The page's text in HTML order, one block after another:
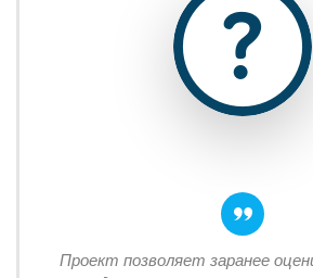
Проект позволяет заранее